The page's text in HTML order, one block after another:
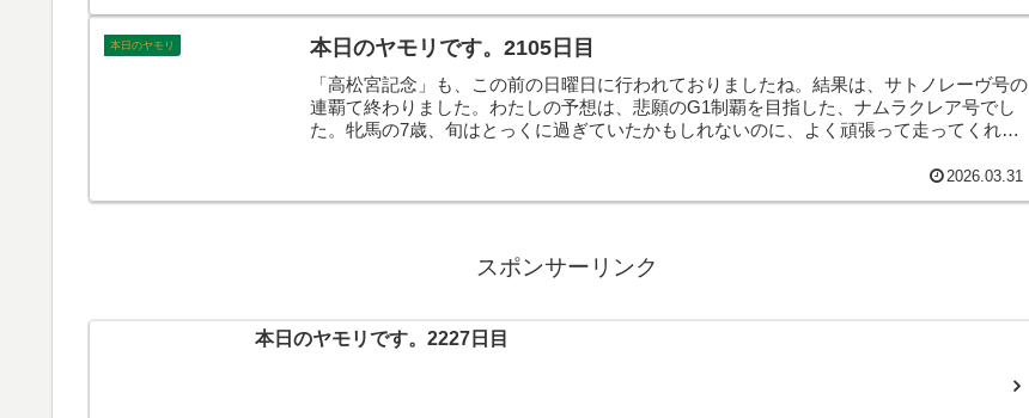
本日のヤモリ 本日のヤモリです。2105日目
「高松宮記念」も、この前の日曜日に行われておりましたね。結果は、サトノレーヴ号の
連覇て終わりました。わたしの予想は、悲願のG1制覇を目指した、ナムラクレア号でし
た。牝馬の7歳、旬はとっくに過ぎていたかもしれないのに、よく頑張って走ってくれま
2026.03.31
スポンサーリンク
本日のヤモリです。2227日目